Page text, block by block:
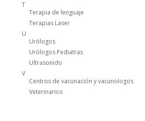
T
Terapia de lenguaje
Terapias Laser
U
Urólogos
Urólogos Pediatras
Ultrasonido
V
Centros de vacunación y vacunologos
Veterinarios